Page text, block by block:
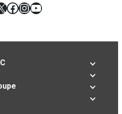
Facebook
Instagram
YouTube